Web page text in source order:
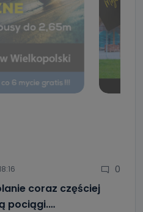
0
coraz częściej
pociągi.…